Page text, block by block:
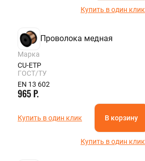
Купить в один клик
Проволока медная
Марка
CU-ETP
ГОСТ/ТУ
EN 13 602
965 Р.
Купить в один клик В корзину
Купить в один клик